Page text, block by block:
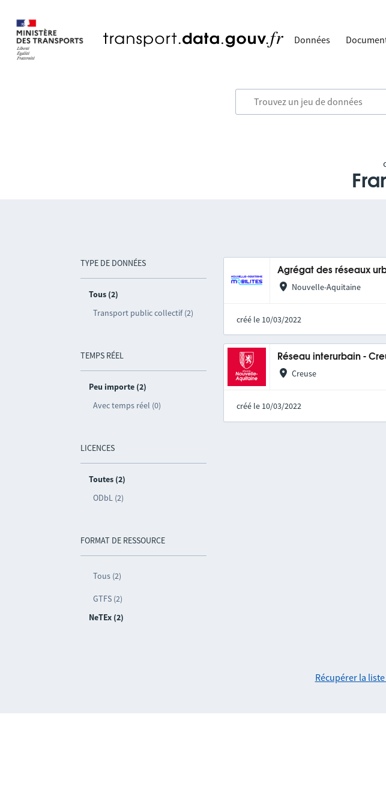
Données
TYPE DE DONNÉES
Tous (2)
Transport public collectif (2)
TEMPS RÉEL
Peu importe (2)
Avec temps réel (0)
LICENCES
Toutes (2)
ODbL (2)
FORMAT DE RESSOURCE
Tous (2)
GTFS (2)
NeTEx (2)
Agrégat des réseaux
Nouvelle-Aquitaine
créé le 10/03/2022
Réseau interurbain -
Creuse
créé le 10/03/2022
Récupérer la